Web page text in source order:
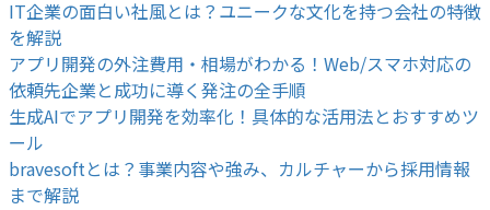
IT企業の面白い社風とは？ユニークな文化を持つ会社の特徴
を解説
アプリ開発の外注費用・相場がわかる！Web/スマホ対応の
依頼先企業と成功に導く発注の全手順
生成AIでアプリ開発を効率化！具体的な活用法とおすすめツ
ール
bravesoftとは？事業内容や強み、カルチャーから採用情報
まで解説